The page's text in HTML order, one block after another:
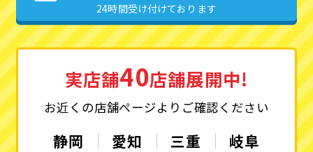
24時間受け付けております
実店舗40店舗展開中!
お近くの店舗ページよりご確認ください
静岡 愛知 三重
岐阜